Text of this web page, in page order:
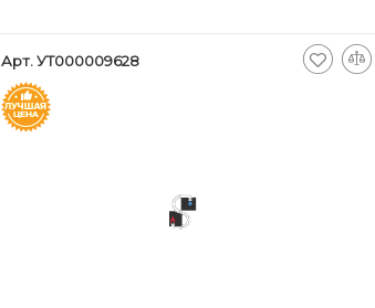
Арт. УТ000009628